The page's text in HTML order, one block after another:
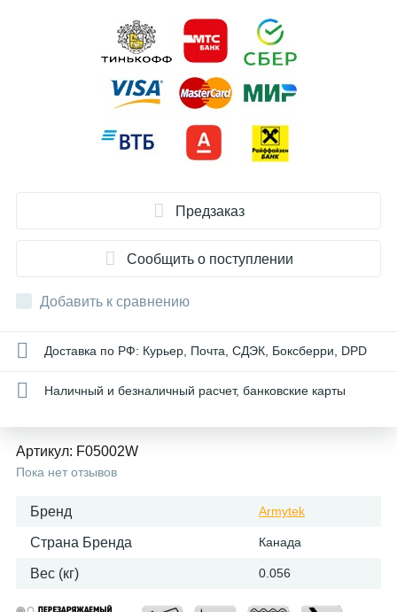
Предзаказ
Сообщить о поступлении
Добавить к сравнению
Доставка по РФ: Курьер, Почта, СДЭК, Боксберри, DPD
Наличный и безналичный расчет, банковские карты
Артикул: F05002W
Пока нет отзывов
Бренд Armytek
Страна Бренда Канада
Вес (кг) 0.056